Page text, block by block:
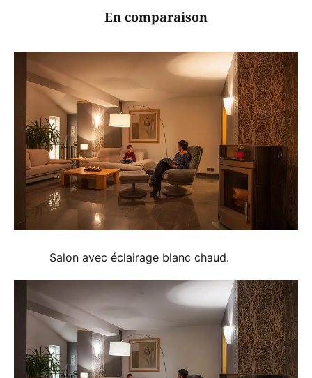
En comparaison
Salon avec éclairage blanc chaud.